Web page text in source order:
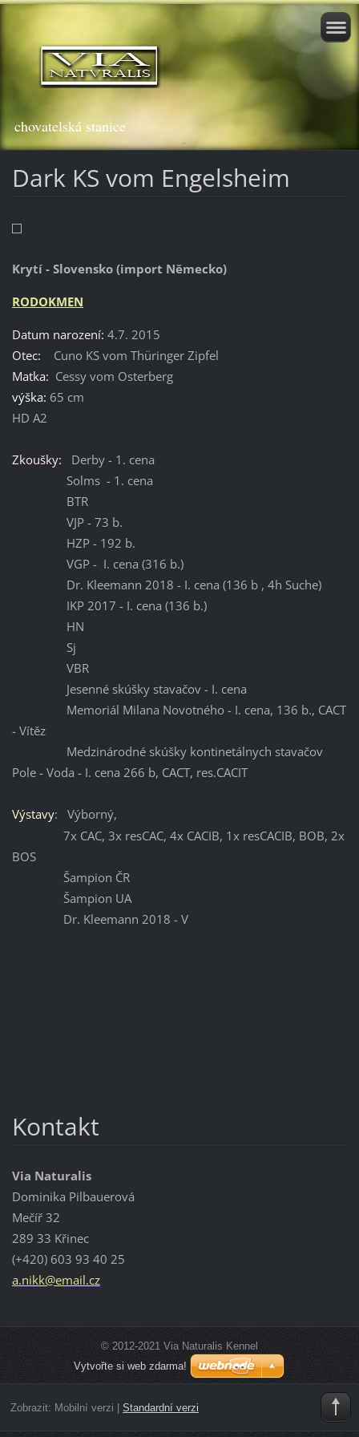
chovatelská stanice
Dark KS vom Engelsheim
Krytí - Slovensko (import Německo)
RODOKMEN
Datum narození: 4.7. 2015
Otec:
Cuno KS vom Thüringer Zipfel
Matka: Cessy vom Osterberg
výška: 65 cm
HD A2
Zkoušky: Derby - 1. cena
Solms - 1. cena
BTR
VJP - 73 b.
HZP - 192 b.
VGP - I. cena (316 b.)
Dr. Kleemann 2018 - I. cena (136 b , 4h Suche)
IKP 2017 - I. cena (136 b.)
HN
Sj
VBR
Jesenné skúšky stavačov - I. cena
Memoriál Milana Novotného - I. cena, 136 b., CACT
- Vítěz
Medzinárodné skúšky kontinetálnych stavačov
Pole - Voda - I. cena 266 b, CACT, res.CACIT
Výstavy: Výborný,
7x CAC, 3x resCAC, 4x CACIB, 1x resCACIB, BOB, 2x
BOS
Šampion ČR
Šampion UA
Dr. Kleemann 2018 - V
Kontakt
Via Naturalis
Dominika Pilbauerová
Mečíř 32
289 33 Křinec
(+420) 603 93 40 25
a.nikk@email.cz
© 2012-2021 Via Naturalis Kennel
Vytvořte si web zdarma!
Zobrazit: Mobilní verzi Standardní verzi